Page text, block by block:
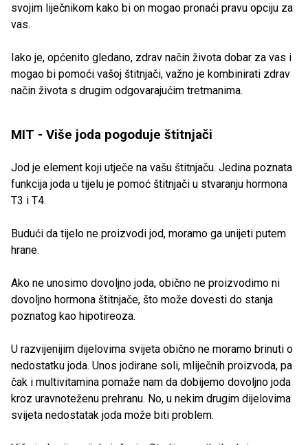
svojim liječnikom kako bi on mogao pronaći pravu opciju za
vas.
Iako je, općenito gledano, zdrav način života dobar za vas i
mogao bi pomoći vašoj štitnjači, važno je kombinirati zdrav
način života s drugim odgovarajućim tretmanima.
MIT - Više joda pogoduje štitnjači
Jod je element koji utječe na vašu štitnjaču. Jedina poznata
funkcija joda u tijelu je pomoć štitnjači u stvaranju hormona
T3 i T4.
Budući da tijelo ne proizvodi jod, moramo ga unijeti putem
hrane.
Ako ne unosimo dovoljno joda, obično ne proizvodimo ni
dovoljno hormona štitnjače, što može dovesti do stanja
poznatog kao hipotireoza.
U razvijenijim dijelovima svijeta obično ne moramo brinuti o
nedostatku joda. Unos jodirane soli, mliječnih proizvoda, pa
čak i multivitamina pomaže nam da dobijemo dovoljno joda
kroz uravnoteženu prehranu. No, u nekim drugim dijelovima
svijeta nedostatak joda može biti problem.